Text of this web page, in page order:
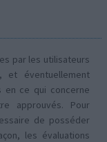
par les utilisateurs
et éventuellement
en ce qui concerne
approuvés. Pour
de posséder
les évaluations